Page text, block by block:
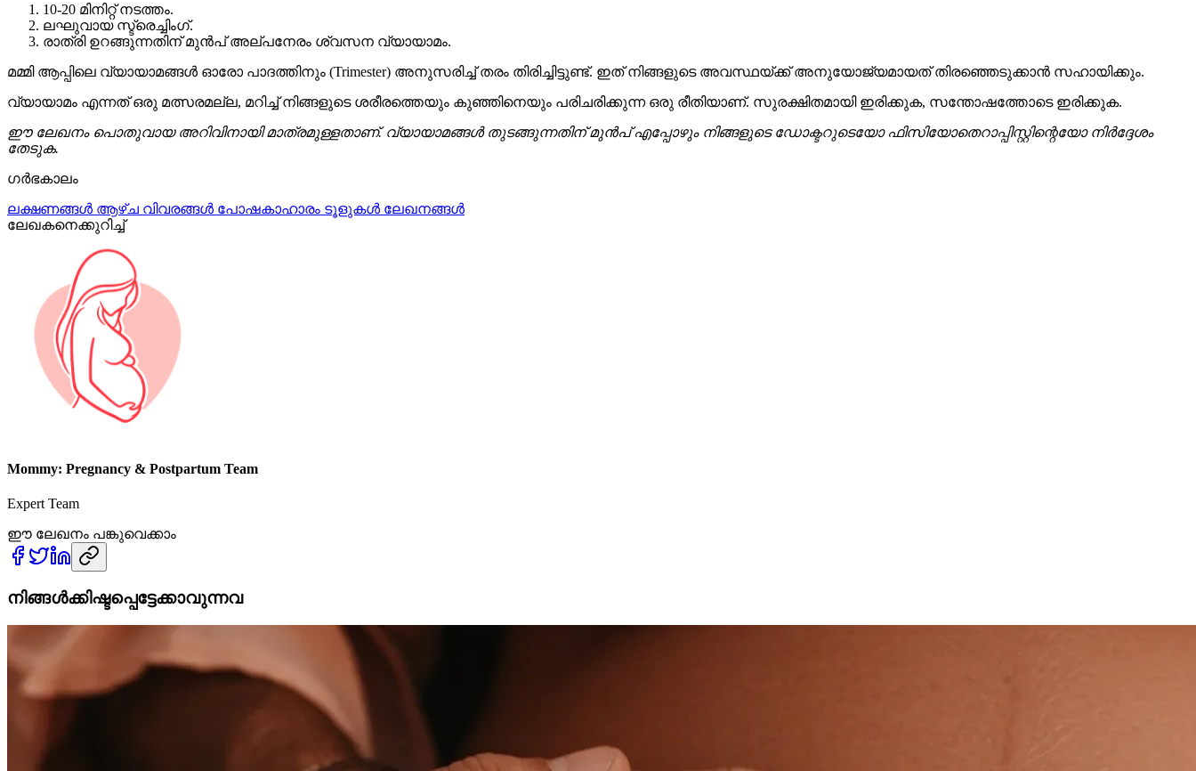
10-20 മിനിറ്റ് നടത്തം.
ലഘുവായ സ്ട്രെച്ചിംഗ്.
രാത്രി ഉറങ്ങുന്നതിന് മുൻപ് അല്പനേരം ശ്വസന വ്യായാമം.
മമ്മി ആപ്പിലെ വ്യായാമങ്ങൾ ഓരോ പാദത്തിനും (Trimester) അനുസരിച്ച് തരം തിരിച്ചിട്ടുണ്ട്. ഇത് നിങ്ങളുടെ അവസ്ഥയ്ക്ക് അനുയോജ്യമായത് തിരഞ്ഞെടുക്കാൻ സഹായിക്കും.
വ്യായാമം എന്നത് ഒരു മത്സരമല്ല, മറിച്ച് നിങ്ങളുടെ ശരീരത്തെയും കുഞ്ഞിനെയും പരിചരിക്കുന്ന ഒരു രീതിയാണ്. സുരക്ഷിതമായി ഇരിക്കുക, സന്തോഷത്തോടെ ഇരിക്കുക.
ഈ ലേഖനം പൊതുവായ അറിവിനായി മാത്രമുള്ളതാണ്. വ്യായാമങ്ങൾ തുടങ്ങുന്നതിന് മുൻപ് എപ്പോഴും നിങ്ങളുടെ ഡോക്ടറുടെയോ ഫിസിയോതെറാപ്പിസ്റ്റിന്റെയോ നിർദ്ദേശം
തേടുക.
ഗർഭകാലം
ലക്ഷണങ്ങൾ ആഴ്ച വിവരങ്ങൾ പോഷകാഹാരം ടൂളുകൾ ലേഖനങ്ങൾ
ലേഖകനെക്കുറിച്ച്
Mommy: Pregnancy & Postpartum Team
Expert Team
ഈ ലേഖനം പങ്കുവെക്കാം
നിങ്ങൾക്കിഷ്ടപ്പെട്ടേക്കാവുന്നവ